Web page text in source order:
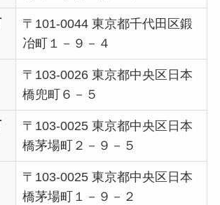
〒101-0044 東京都千代田区鍛
冶町１－９－４
〒103-0026 東京都中央区日本
橋兜町６－５
〒103-0025 東京都中央区日本
橋茅場町２－９－５
〒103-0025 東京都中央区日本
橋茅場町１－９－２